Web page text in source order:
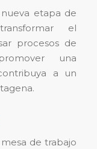
etapa de
el
procesos de
una
a un
de trabajo